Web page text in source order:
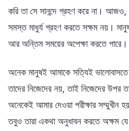
করি তা সে সানন্দে গ্রহণ করে না।
সমস্ত মাধুর্য গ্রহণ করতে সক্ষম নয়।
আর অন্তিম সময়ের অপেক্ষা করতে পারে।
অনেক মানুষই আমাকে সত্যিই
তাদের নিজেদের নয়, তাই নিজেদের উপর
অনেকেই আমার দেওয়া পরীক্ষার সম্মুখীন
তবুও তারা একথা অনুধাবন করতে অক্ষম